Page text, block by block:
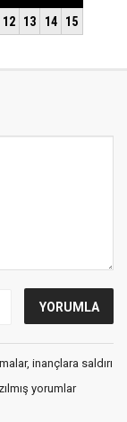
inançlara saldırı
yorumlar